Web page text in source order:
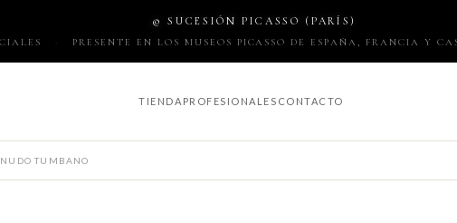
© SUCESIÓN PICASSO (PARÍS)
· PRESENTE EN LOS MUSEOS PICASSO DE ESPAÑA, FRANCIA Y
TIENDA PROFESIONALES CONTACTO
TUMBANO